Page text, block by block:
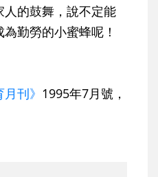
的鼓舞，說不定能
勤勞的小蜜蜂呢！
刊》 1995年7月號，